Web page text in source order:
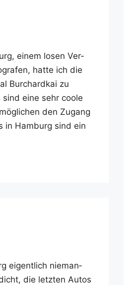
einem losen Ver­
hat­te ich die
Bur­chard­kai zu
eine sehr coo­le
den Zugang
in Ham­burg sind ein
eigent­lich nie­man­
die letz­ten Autos